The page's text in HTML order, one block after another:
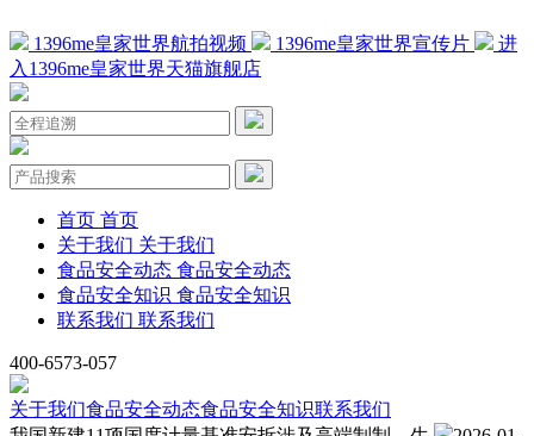
1396me皇家世界航拍视频 1396me皇家世界宣传片
进
入1396me皇家世界天猫旗舰店
首页 首页
关于我们 关于我们
食品安全动态 食品安全动态
食品安全知识 食品安全知识
联系我们 联系我们
400-6573-057
关于我们食品安全动态食品安全知识联系我们